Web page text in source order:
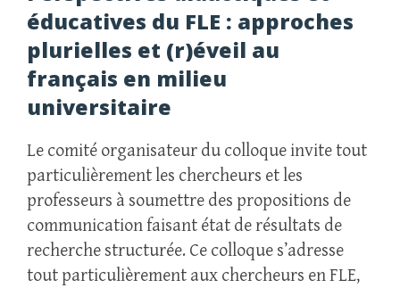
éducatives du FLE : approches
plurielles et (r)éveil au
français en milieu
universitaire
Le comité organisateur du colloque invite tout
particulièrement les chercheurs et les
professeurs à soumettre des propositions de
communication faisant état de résultats de
recherche structurée. Ce colloque s’adresse
tout particulièrement aux chercheurs en FLE,